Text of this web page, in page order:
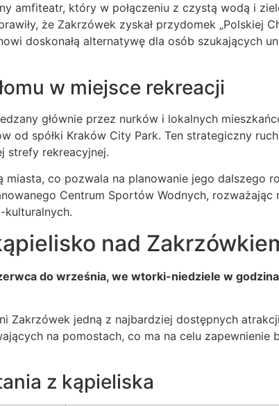
amfiteatr, który w połączeniu z czystą wodą i
że Zakrzówek zyskał przydomek „Polskiej
doskonałą alternatywę dla osób szukających
w miejsce rekreacji
głównie przez nurków i lokalnych
od spółki Kraków City Park. Ten strategiczny
strefy rekreacyjnej.
miasta, co pozwala na planowanie jego dalszego
Centrum Sportów Wodnych, rozważając
nad
do września, we wtorki-niedziele w
Zakrzówek jedną z najbardziej dostępnych
na pomostach, co ma na celu zapewnienie
z kąpieliska